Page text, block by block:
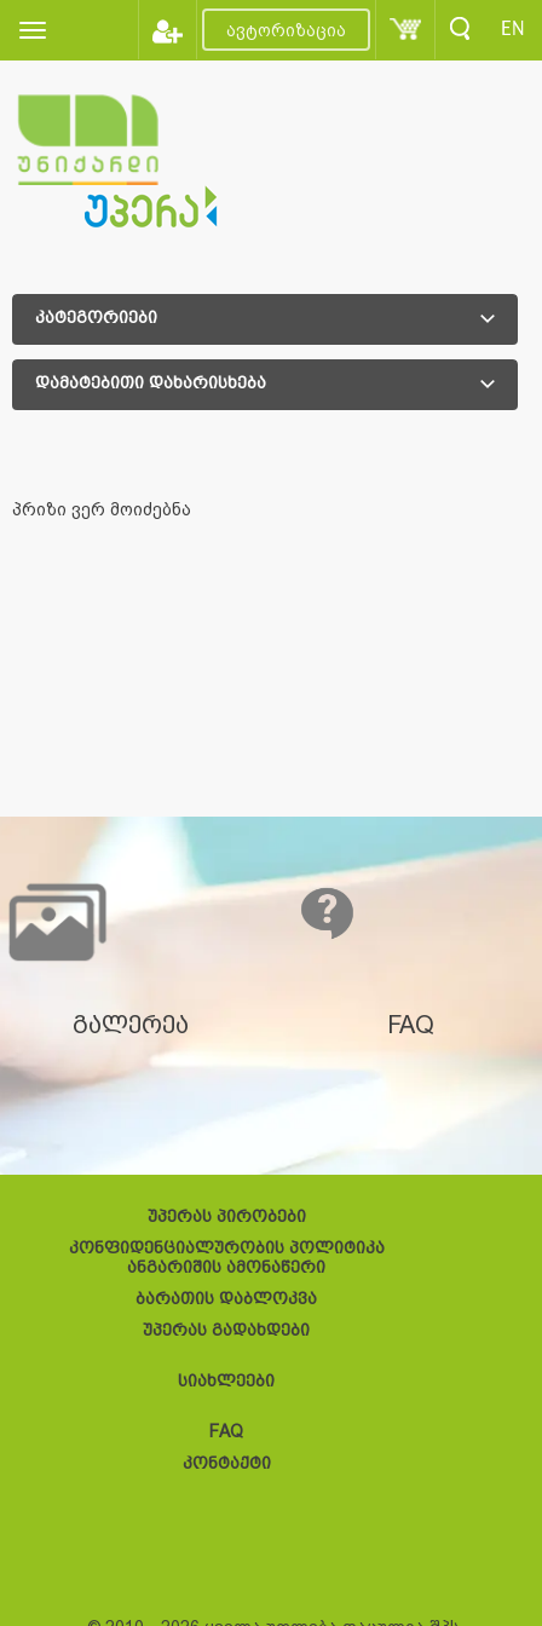
ავტორიზაცია EN
კატეგორიები
დამატებითი დახარისხება
პრიზი ვერ მოიძებნა
გალერეა FAQ
უპერას პირობები
კონფიდენციალურობის პოლიტიკა
ანგარიშის ამონაწერი
ბარათის დაბლოკვა
უპერას გადახდები
სიახლეები
FAQ
კონტაქტი